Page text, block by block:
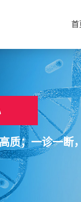
首
质；一诊一断